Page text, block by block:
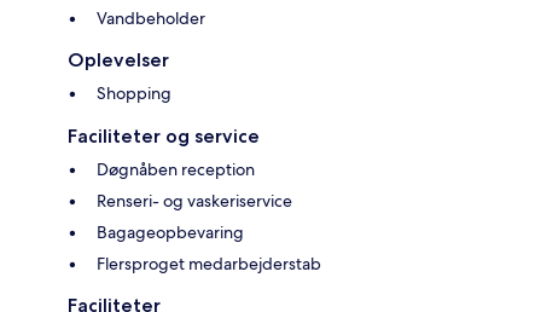
Vandbeholder
Oplevelser
Shopping
Faciliteter og service
Døgnåben reception
Renseri- og vaskeriservice
Bagageopbevaring
Flersproget medarbejderstab
Faciliteter